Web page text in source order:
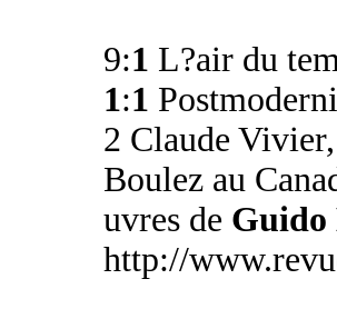
9:1 L?air du
1:1
2 Claude
Boulez au
uvres de
http://